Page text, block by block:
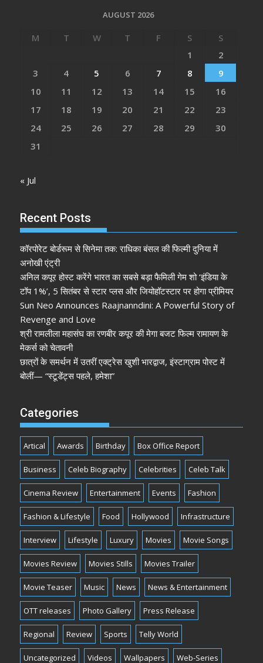
AUGUST 2026
M T W T F S
S
1
2
3
4 5 6 7 8
9
10
11 12 13 14 15
16
17
18 19 20 21 22
23
24
25 26 27 28 29
30
31
« Jul
Recent Posts
कॉरपोरेट बोर्डरूम से सिनेमा तक: राधिका बंसल की फिल्मी दुनिया में
अनोखी एंट्री
अनिल कपूर होस्ट करेंगे भारत का सबसे बड़ा फैमिली गेम शो ‘इंडिया के
टॉप 1%’, 5 सितंबर से स्टार प्लस और जियोहॉटस्टार पर होगा प्रीमियर
Sun Neo Announces Raajnanndini: A Powerful Story of
Revenge and Love
श्री रामलीला महासंघ का रणबीर कपूर की मेगा बजट फिल्म रामायण के
मेकर्स को चेतावनी
छात्रों के समर्थन में उतरीं एक्ट्रेस खुशी भारद्वाज, इंस्टाग्राम पोस्ट में
बोलीं— “स्टूडेंट्स पहले, हमेशा”
Categories
Artical Awards Birthday Box Office Report
Business Celeb Biography Celebrities Celeb Talk
Cinema Review Entertainment Events Fashion
Fashion & Lifestyle Food Hollywood Infrastructure
Interview Lifestyle Luxury Movies Movie Songs
Movies Review Movies Stills Movies Trailer
Movie Teaser Music News News & Entertainment
OTT releases Photo Gallery Press Release
Regional Review Sports Telly World
Uncategorized Videos Wallpapers Web-Series